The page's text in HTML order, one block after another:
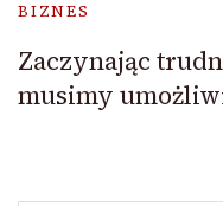
BIZNES
Zaczynając
musimy